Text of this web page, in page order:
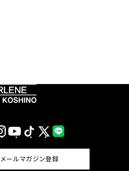
InstagramYouTubeTikTok X
(Twitter)
メールマガジン登録